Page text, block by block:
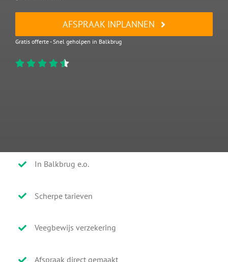
AFSPRAAK INPLANNEN
Gratis offerte - Snel geholpen in Balkbrug
In Balkbrug e.o.
Scherpe tarieven
Veegbewijs verzekering
Afspraak direct gemaakt